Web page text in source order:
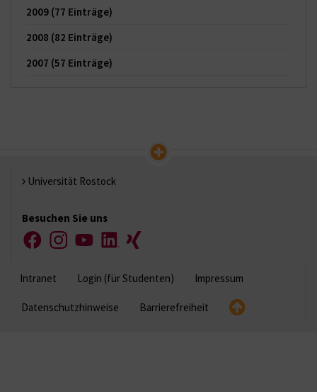
2009 (77 Einträge)
2008 (82 Einträge)
2007 (57 Einträge)
Universität Rostock
Besuchen Sie uns
FacebookInstagramYouTubeLinkedIn
Xing
Intranet Login (für Studenten) Impressum
Datenschutzhinweise Barrierefreiheit